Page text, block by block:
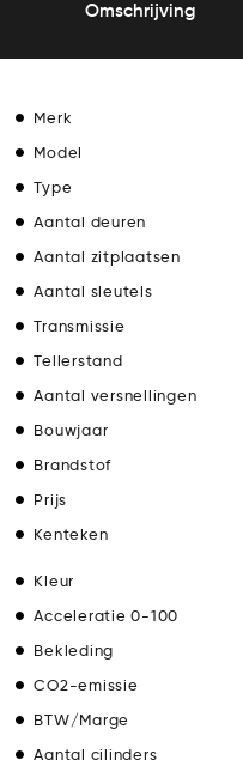
Omschrijving
Merk
Model
Type
Aantal deuren
Aantal zitplaatsen
Aantal sleutels
Transmissie
Tellerstand
Aantal versnellingen
Bouwjaar
Brandstof
Prijs
Kenteken
Kleur
Acceleratie 0-100
Bekleding
CO2-emissie
BTW/Marge
Aantal cilinders